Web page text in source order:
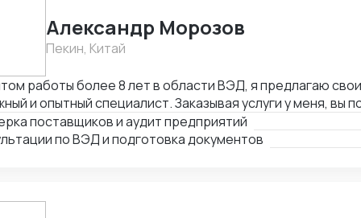
Александр Морозов
Пекин, Китай
работы более 8 лет в области ВЭД, я предлагаю свои
и опытный специалист. Заказывая услуги у меня, вы
и надежности поставщиков, снижение рисков и
Я уверен, что мои знания, опыт и профессионализм
поставщиков и аудит предприятий
по ВЭД и подготовка документов